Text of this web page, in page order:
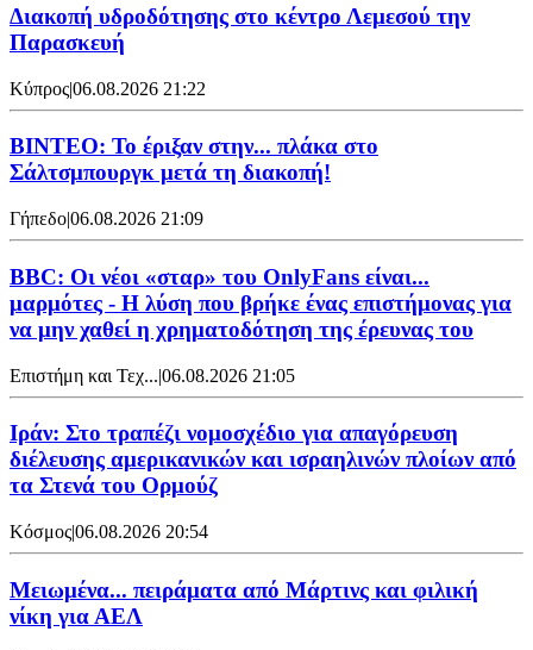
Διακοπή υδροδότησης στο κέντρο Λεμεσού την
Παρασκευή
Κύπρος|06.08.2026 21:22
ΒΙΝΤΕΟ: Το έριξαν στην... πλάκα στο
Σάλτσμπουργκ μετά τη διακοπή!
Γήπεδο|06.08.2026 21:09
BBC: Οι νέοι «σταρ» του OnlyFans είναι...
μαρμότες - Η λύση που βρήκε ένας επιστήμονας για
να μην χαθεί η χρηματοδότηση της έρευνας του
Επιστήμη και Τεχ...|06.08.2026 21:05
Ιράν: Στο τραπέζι νομοσχέδιο για απαγόρευση
διέλευσης αμερικανικών και ισραηλινών πλοίων από
τα Στενά του Ορμούζ
Κόσμος|06.08.2026 20:54
Μειωμένα... πειράματα από Μάρτινς και φιλική
νίκη για ΑΕΛ